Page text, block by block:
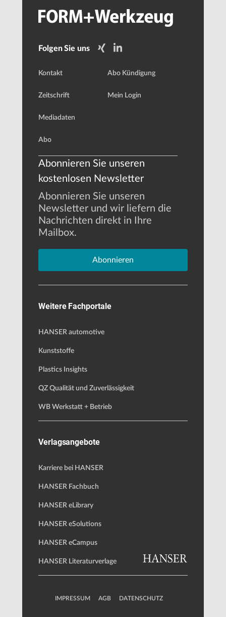
Folgen Sie uns
Kontakt
Zeitschrift
Mediadaten
Abo
Abo Kündigung
Mein Login
Abonnieren Sie unseren
kostenlosen Newsletter
Abonnieren Sie unseren
Newsletter und wir liefern die
Nachrichten direkt in Ihre
Mailbox.
Abonnieren
Weitere Fachportale
HANSER automotive
Kunststoffe
Plastics Insights
QZ Qualität und Zuverlässigkeit
WB Werkstatt + Betrieb
Verlagsangebote
Karriere bei HANSER
HANSER Fachbuch
HANSER eLibrary
HANSER eSolutions
HANSER eCampus
HANSER Literaturverlage
IMPRESSUM AGB DATENSCHUTZ